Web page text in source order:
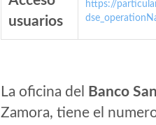
usuarios
https://
La oficina del Banco
Zamora, tiene el